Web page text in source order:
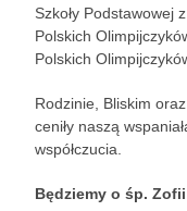
Szkoły Podstawowej
Polskich
Polskich
Rodzinie, Bliskim
ceniły naszą
współczucia.
Będziemy o śp.